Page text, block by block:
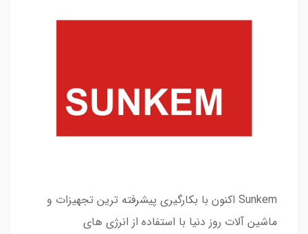
Sunkem اکنون با بکارگیری پیشرفته ترین تجهیزات و
ماشین آلات روز دنیا با استفاده از انرژی های